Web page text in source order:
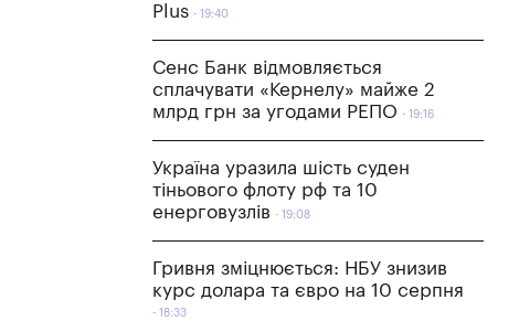
Plus
19:40
Сенс Банк відмовляється
сплачувати «Кернелу» майже 2
млрд грн за угодами РЕПО
19:16
Україна уразила шість суден
тіньового флоту рф та 10
енерговузлів
19:08
Гривня зміцнюється: НБУ знизив
курс долара та євро на 10 серпня
18:33